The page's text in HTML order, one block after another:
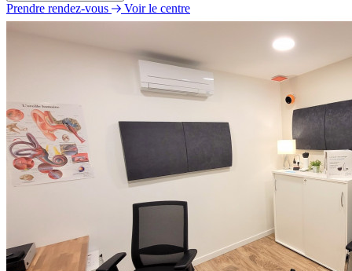
Lundi
09h30 - 12h30
14h00 - 18h00
Jeudi
09h30 - 12h30
14h00 - 18h00
Vendredi
Dimanche
Fermé
Prendre rendez-vous Voir le centre